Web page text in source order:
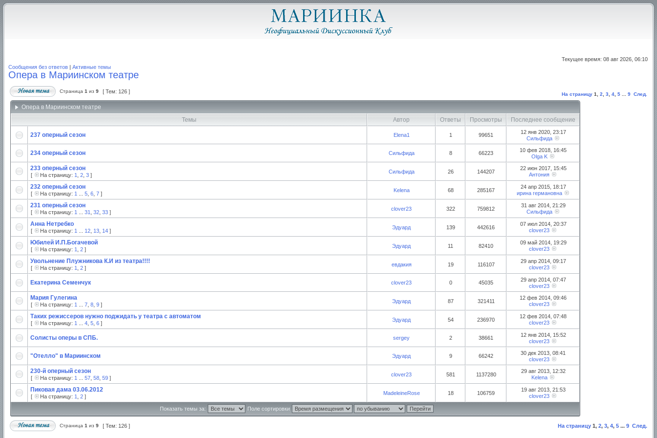
Текущее время: 08 авг 2026, 06:10
Сообщения без ответов | Активные темы
Опера в Мариинском театре
Страница 1 из 9 [ Тем: 126 ] На страницу 1 2 3 4 5 9 След.
Опера в Мариинском театре
Темы
Автор Ответы Просмотры Последнее сообщение
237 оперный сезон Elena1 1 99651
12 янв 2020, 23:17
Сильфида
234 оперный сезон Сильфида 8 66223
10 фев 2018, 16:45
Olga K
233 оперный сезон
[ На страницу: 1 2 3 ]
Сильфида 26 144207
22 июн 2017, 15:45
Антония
232 оперный сезон
[ На страницу: 1 5 6 7 ]
Kelena 68 285167
24 апр 2015, 18:17
ирина германовна
231 оперный сезон
[ На страницу: 1 31 32 33 ]
clover23 322 759812
31 авг 2014, 21:29
Сильфида
Анна Нетребко
[ На страницу: 1 12 13 14 ]
Эдуард 139 442616
07 июл 2014, 20:37
clover23
Юбилей И.П.Богачевой
[ На страницу: 1 2 ]
Эдуард 11 82410
09 май 2014, 19:29
clover23
Увольнение Плужникова К.И из театра!!!!
[ На страницу: 1 2 ]
евдакия 19 116107
29 апр 2014, 09:17
clover23
Екатерина Семенчук clover23 0 45035
29 апр 2014, 07:47
clover23
Мария Гулегина
[ На страницу: 1 7 8 9 ]
Эдуард 87 321411
12 фев 2014, 09:46
clover23
Таких режиссеров нужно поджидать у театра с автоматом
[ На страницу: 1 4 5 6 ]
Эдуард 54 236970
12 фев 2014, 07:48
clover23
Солисты оперы в СПБ. sergey 2 38661
12 янв 2014, 15:52
clover23
"Отелло" в Мариинском Эдуард 9 66242
30 дек 2013, 08:41
clover23
230-й оперный сезон
[ На страницу: 1 57 58 59 ]
clover23 581 1137280
29 авг 2013, 12:32
Kelena
Пиковая дама 03.06.2012
[ На страницу: 1 2 ]
MadeleineRose 18 106759
19 авг 2013, 21:53
clover23
Показать темы за: Поле сортировки
Страница 1 из 9 [ Тем: 126 ] На страницу 1, 2, 3, 4, 5 ... 9 След.